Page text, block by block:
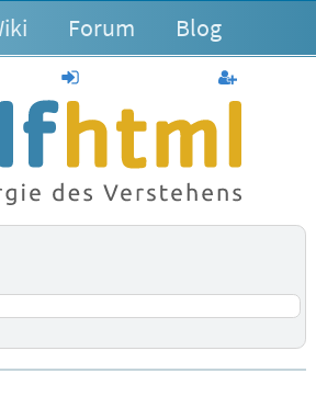
Forum Blog
anmelden